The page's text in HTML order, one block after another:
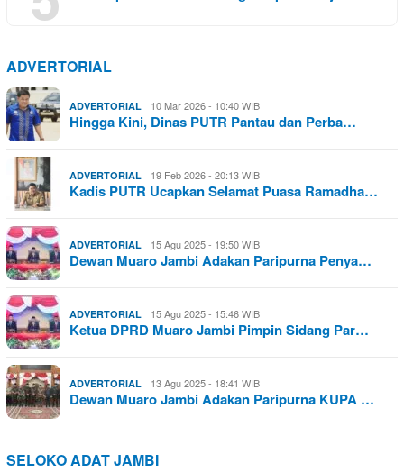
ADVERTORIAL
ADVERTORIAL 10 Mar 2026 - 10:40 WIB
Hingga Kini, Dinas PUTR Pantau dan Perba…
ADVERTORIAL 19 Feb 2026 - 20:13 WIB
Kadis PUTR Ucapkan Selamat Puasa Ramadha…
ADVERTORIAL 15 Agu 2025 - 19:50 WIB
Dewan Muaro Jambi Adakan Paripurna Penya…
ADVERTORIAL 15 Agu 2025 - 15:46 WIB
Ketua DPRD Muaro Jambi Pimpin Sidang Par…
ADVERTORIAL 13 Agu 2025 - 18:41 WIB
Dewan Muaro Jambi Adakan Paripurna KUPA …
SELOKO ADAT JAMBI